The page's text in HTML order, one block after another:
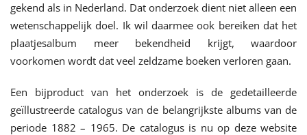
gekend als in Nederland. Dat onderzoek dient niet alleen een
wetenschappelijk doel. Ik wil daarmee ook bereiken dat het
plaatjesalbum meer bekendheid krijgt, waardoor
voorkomen wordt dat veel zeldzame boeken verloren gaan.
Een bijproduct van het onderzoek is de gedetailleerde
geïllustreerde catalogus van de belangrijkste albums van de
periode 1882 – 1965. De catalogus is nu op deze website